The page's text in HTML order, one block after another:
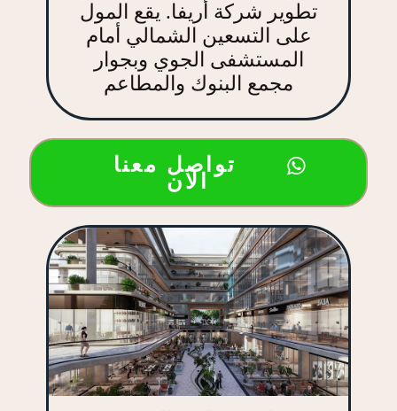
تطوير شركة أريفا. يقع المول
على التسعين الشمالي أمام
المستشفى الجوي وبجوار
مجمع البنوك والمطاعم
تواصل معنا
الان